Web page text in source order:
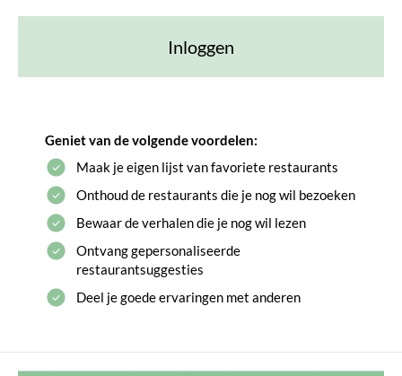
Inloggen
Geniet van de volgende voordelen:
Maak je eigen lijst van favoriete restaurants
Onthoud de restaurants die je nog wil bezoeken
Bewaar de verhalen die je nog wil lezen
Ontvang gepersonaliseerde
restaurantsuggesties
Deel je goede ervaringen met anderen